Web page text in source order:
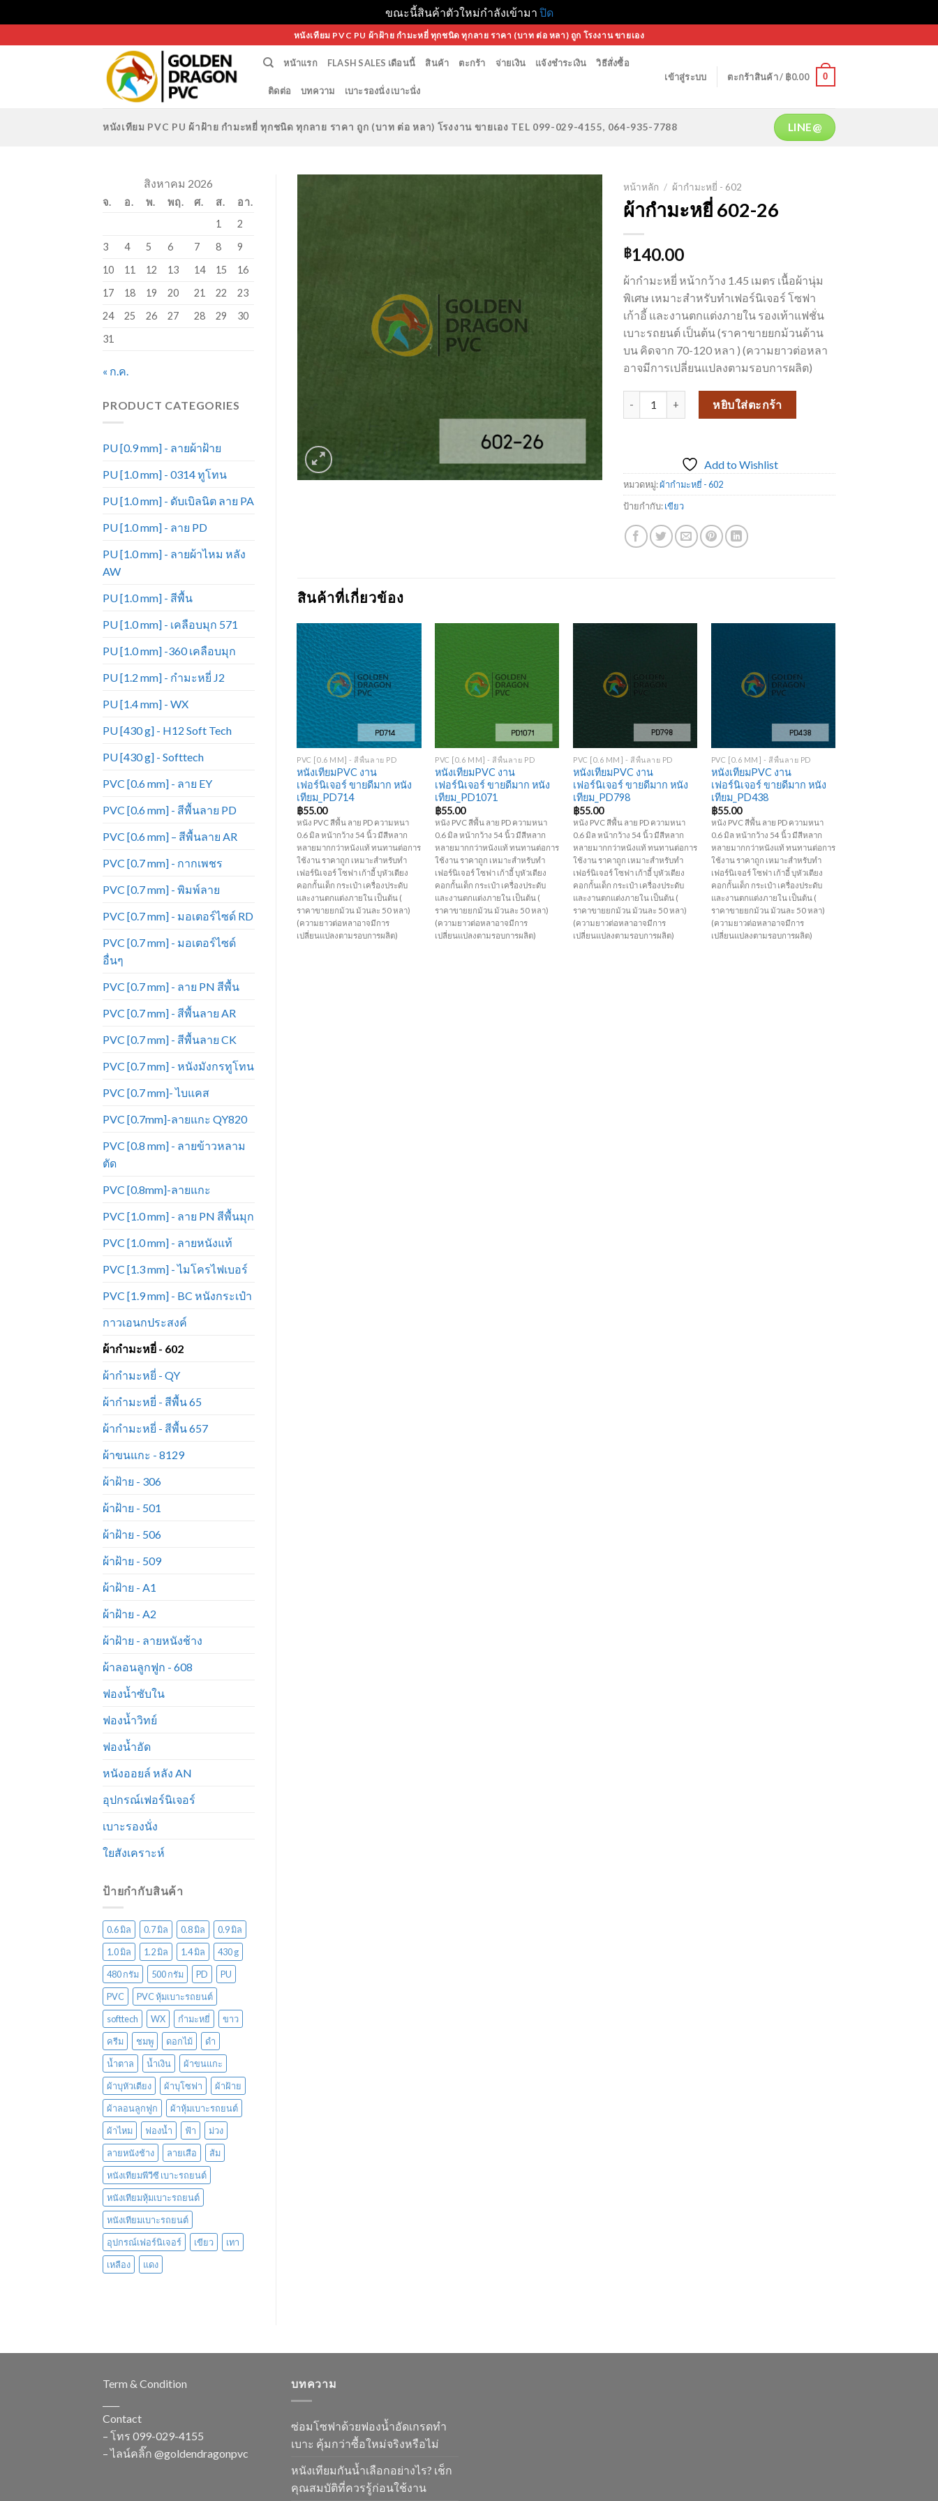
ขณะนี้สินค้าตัวใหม่กำลังเข้ามา ปิด
to
หนังเทียม PVC PU ผ้าฝ้าย กำมะหยี่ ทุกชนิด ทุกลาย ราคา (บาท ต่อ หลา) ถูก โรงงาน ขายเอง
หน้าแรก FLASH SALES เดือนนี้ สินค้า ตะกร้า จ่ายเงิน แจ้งชำระเงิน วิธีสั่งซื้อ
ติดต่อ บทความ เบาะรองนั่ง เบาะนั่ง
เข้าสู่ระบบ ตะกร้าสินค้า / ฿0.00 0
หนังเทียม PVC PU ผ้าฝ้าย กำมะหยี่ ทุกชนิด ทุกลาย ราคา ถูก (บาท ต่อ หลา) โรงงาน ขายเอง TEL 099-029-4155, 064-935-7788 LINE@
สิงหาคม 2026
จ. อ. พ. พฤ. ศ. ส.
อา.
1
2
3
4 5 6 7 8
9
10
11 12 13 14 15
16
17
18 19 20 21 22
23
24
25 26 27 28 29
30
31
« ก.ค.
PRODUCT CATEGORIES
PU [0.9 mm] - ลายผ้าฝ้าย
PU [1.0 mm] - 0314 ทูโทน
PU [1.0 mm] - ดับเบิลนิต ลาย PA
PU [1.0 mm] - ลาย PD
PU [1.0 mm] - ลายผ้าไหม หลัง
AW
PU [1.0 mm] - สีพื้น
PU [1.0 mm] - เคลือบมุก 571
PU [1.0 mm] -360 เคลือบมุก
PU [1.2 mm] - กำมะหยี่ J2
PU [1.4 mm] - WX
PU [430 g] - H12 Soft Tech
PU [430 g] - Softtech
PVC [0.6 mm] - ลาย EY
PVC [0.6 mm] - สีพื้นลาย PD
PVC [0.6 mm] – สีพื้นลาย AR
PVC [0.7 mm] - กากเพชร
PVC [0.7 mm] - พิมพ์ลาย
PVC [0.7 mm] - มอเตอร์ไซด์ RD
PVC [0.7 mm] - มอเตอร์ไซด์
อื่นๆ
PVC [0.7 mm] - ลาย PN สีพื้น
PVC [0.7 mm] - สีพื้นลาย AR
PVC [0.7 mm] - สีพื้นลาย CK
PVC [0.7 mm] - หนังมังกรทูโทน
PVC [0.7 mm]- ไบแคส
PVC [0.7mm]-ลายแกะ QY820
PVC [0.8 mm] - ลายข้าวหลาม
ตัด
PVC [0.8mm]-ลายแกะ
PVC [1.0 mm] - ลาย PN สีพื้นมุก
PVC [1.0 mm] - ลายหนังแท้
PVC [1.3 mm] - ไมโครไฟเบอร์
PVC [1.9 mm] - BC หนังกระเป๋า
กาวเอนกประสงค์
ผ้ากำมะหยี่ - 602
ผ้ากำมะหยี่ - QY
ผ้ากำมะหยี่ - สีพื้น 65
ผ้ากำมะหยี่ - สีพื้น 657
ผ้าขนแกะ - 8129
ผ้าฝ้าย - 306
ผ้าฝ้าย - 501
ผ้าฝ้าย - 506
ผ้าฝ้าย - 509
ผ้าฝ้าย - A1
ผ้าฝ้าย - A2
ผ้าฝ้าย - ลายหนังช้าง
ผ้าลอนลูกฟูก - 608
ฟองน้ำซับใน
ฟองน้ำวิทย์
ฟองน้ำอัด
หนังออยล์ หลัง AN
อุปกรณ์เฟอร์นิเจอร์
เบาะรองนั่ง
ใยสังเคราะห์
ป้ายกำกับสินค้า
0.6 มิล 0.7 มิล 0.8 มิล
0.9 มิล
1.0 มิล
1.2 มิล 1.4 มิล
430 g
480 กรัม
500 กรัม PD
PU
PVC
PVC หุ้มเบาะรถยนต์
softtech
WX กำมะหยี่
ขาว
ครีม
ชมพู ดอกไม้
ดำ
น้ำตาล
น้ำเงิน
ผ้าขนแกะ
ผ้าบุหัวเตียง
ผ้าบุโซฟา
ผ้าฝ้าย
ผ้าลอนลูกฟูก
ผ้าหุ้มเบาะรถยนต์
ผ้าไหม
ฟองน้ำ ฟ้า
ม่วง
ลายหนังช้าง
ลายเสือ
ส้ม
หนังเทียมพีวีซี เบาะรถยนต์
หนังเทียมหุ้มเบาะรถยนต์
หนังเทียมเบาะรถยนต์
อุปกรณ์เฟอร์นิเจอร์
เขียว
เทา
เหลือง
แดง
หน้าหลัก / ผ้ากำมะหยี่ - 602
ผ้ากำมะหยี่ 602-26
฿140.00
ผ้ากำมะหยี่ หน้ากว้าง 1.45 เมตร เนื้อผ้านุ่ม
พิเศษ เหมาะสำหรับทำเฟอร์นิเจอร์ โซฟา
เก้าอี้ และงานตกแต่งภายใน รองเท้าแฟชั่น
เบาะรถยนต์ เป็นต้น (ราคาขายยกม้วนด้าน
บน คิดจาก 70-120 หลา ) (ความยาวต่อหลา
อาจมีการเปลี่ยนแปลงตามรอบการผลิต)
จำนวน ผ้ากำมะหยี่ 602-26 ชิ้นหยิบใส่ตะกร้า
Add to Wishlist
หมวดหมู่:ผ้ากำมะหยี่ - 602
ป้ายกำกับ:เขียว
สินค้าที่เกี่ยวข้อง
Add to
Wishlist
+
PVC [0.6 MM] - สีพื้นลาย PD
หนังเทียมPVC งาน
เฟอร์นิเจอร์ ขายดีมาก หนัง
เทียม_PD714
฿55.00
หนัง PVC สีพื้น ลาย PD ความหนา
0.6 มิล หน้ากว้าง 54 นิ้ว มีสีหลาก
หลายมากกว่าหนังแท้ ทนทานต่อการ
ใช้งาน ราคาถูก เหมาะสำหรับทำ
เฟอร์นิเจอร์ โซฟา เก้าอี้ บุหัวเตียง
คอกกั้นเด็ก กระเป๋า เครื่องประดับ
และงานตกแต่งภายใน เป็นต้น (
ราคาขายยกม้วน ม้วนละ 50 หลา)
(ความยาวต่อหลาอาจมีการ
เปลี่ยนแปลงตามรอบการผลิต)
Add to
PVC [0.6 MM] - สีพื้นลาย PD
หนังเทียมPVC งาน
เฟอร์นิเจอร์ ขายดีมาก หนัง
เทียม_PD1071
฿55.00
หนัง PVC สีพื้น ลาย PD ความหนา
0.6 มิล หน้ากว้าง 54 นิ้ว มีสีหลาก
หลายมากกว่าหนังแท้ ทนทานต่อการ
ใช้งาน ราคาถูก เหมาะสำหรับทำ
เฟอร์นิเจอร์ โซฟา เก้าอี้ บุหัวเตียง
คอกกั้นเด็ก กระเป๋า เครื่องประดับ
และงานตกแต่งภายใน เป็นต้น (
ราคาขายยกม้วน ม้วนละ 50 หลา)
(ความยาวต่อหลาอาจมีการ
เปลี่ยนแปลงตามรอบการผลิต)
PVC [0.6 MM] - สีพื้นลาย PD
หนังเทียมPVC งาน
เฟอร์นิเจอร์ ขายดีมาก หนัง
เทียม_PD798
฿55.00
หนัง PVC สีพื้น ลาย PD ความหนา
0.6 มิล หน้ากว้าง 54 นิ้ว มีสีหลาก
หลายมากกว่าหนังแท้ ทนทานต่อการ
ใช้งาน ราคาถูก เหมาะสำหรับทำ
เฟอร์นิเจอร์ โซฟา เก้าอี้ บุหัวเตียง
คอกกั้นเด็ก กระเป๋า เครื่องประดับ
และงานตกแต่งภายใน เป็นต้น (
ราคาขายยกม้วน ม้วนละ 50 หลา)
(ความยาวต่อหลาอาจมีการ
เปลี่ยนแปลงตามรอบการผลิต)
Add to
PVC [0.6 MM] - สีพื้นลาย PD
หนังเทียมPVC งาน
เฟอร์นิเจอร์ ขายดีมาก หนัง
เทียม_PD438
฿55.00
หนัง PVC สีพื้น ลาย PD ความหนา
0.6 มิล หน้ากว้าง 54 นิ้ว มีสีหลาก
หลายมากกว่าหนังแท้ ทนทานต่อการ
ใช้งาน ราคาถูก เหมาะสำหรับทำ
เฟอร์นิเจอร์ โซฟา เก้าอี้ บุหัวเตียง
คอกกั้นเด็ก กระเป๋า เครื่องประดับ
และงานตกแต่งภายใน เป็นต้น (
ราคาขายยกม้วน ม้วนละ 50 หลา)
(ความยาวต่อหลาอาจมีการ
เปลี่ยนแปลงตามรอบการผลิต)
Add to
PVC [0.6 MM] - สีพื้นลาย PD
เฟอร์นิเจอร์ ขายดีมาก หนัง
0.6 มิล หน้ากว้าง 54 นิ้ว มีสีหลาก
ใช้งาน ราคาถูก เหมาะสำหรับทำ
คอกกั้นเด็ก กระเป๋า เครื่องประดับ
ราคาขายยกม้วน ม้วนละ 50 หลา)
(ความยาวต่อหลาอาจมีการ
+
PU [1.0 MM] - เคลือบมุก 571
฿130.00
หน้ากว้าง 1.37 เมตร คุณภาพสูง มีผิว
ที่สุด เหมาะสำหรับทำเฟอร์นิเจอร์
ภายในรถยนต์ และเครื่องประดับ
ต่างๆ เป็นต้น (ราคาขายยกม้วน ม้วน
ละ 40 หลา )(ความยาวต่อหลาอาจมี
การเปลี่ยนแปลงตามรอบการผลิต)
Term & Condition
Contact
– โทร 099-029-4155
– ไลน์คลิ๊ก @goldendragonpvc
บทความ
ซ่อมโซฟาด้วยฟองน้ำอัดเกรดทำ
เบาะ คุ้มกว่าซื้อใหม่จริงหรือไม่
หนังเทียมกันน้ำเลือกอย่างไร? เช็ก
คุณสมบัติที่ควรรู้ก่อนใช้งาน